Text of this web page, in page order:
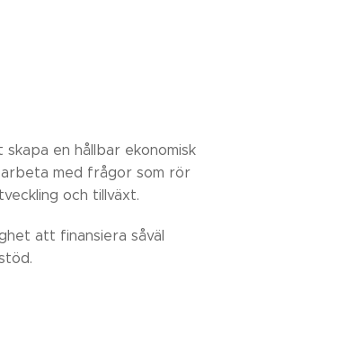
en hållbar ekonomisk
arbeta med frågor som rör
och tillväxt.
att finansiera såväl